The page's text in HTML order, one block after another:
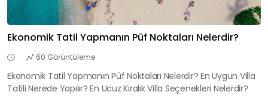
Ekonomik Tatil Yapmanın Püf Noktaları Nelerdir?
60 Görüntüleme
Ekonomik Tatil Yapmanın Püf Noktaları Nelerdir? En Uygun Villa
Tatili Nerede Yapılır? En Ucuz Kiralık Villa Seçenekleri Nelerdir?